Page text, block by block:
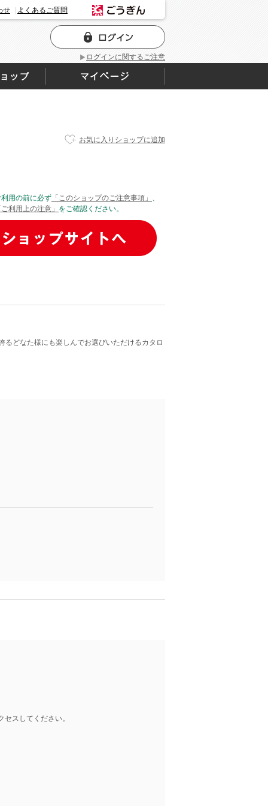
ログインに関するご注意
せ よくあるご質問
お気に入りショップに追加
利用の前に必ず 「このショップのご注意事項」 、
ご利用上の注意」 をご確認ください。
るどなた様にも楽しんでお選びいただけるカタロ
スしてください。